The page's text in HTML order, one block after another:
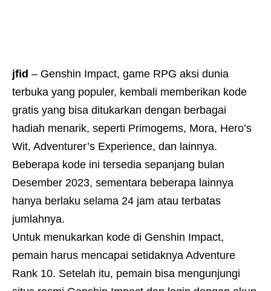
jfid – Genshin Impact, game RPG aksi dunia
terbuka yang populer, kembali memberikan kode
gratis yang bisa ditukarkan dengan berbagai
hadiah menarik, seperti Primogems, Mora, Hero’s
Wit, Adventurer’s Experience, dan lainnya.
Beberapa kode ini tersedia sepanjang bulan
Desember 2023, sementara beberapa lainnya
hanya berlaku selama 24 jam atau terbatas
jumlahnya.
Untuk menukarkan kode di Genshin Impact,
pemain harus mencapai setidaknya Adventure
Rank 10. Setelah itu, pemain bisa mengunjungi